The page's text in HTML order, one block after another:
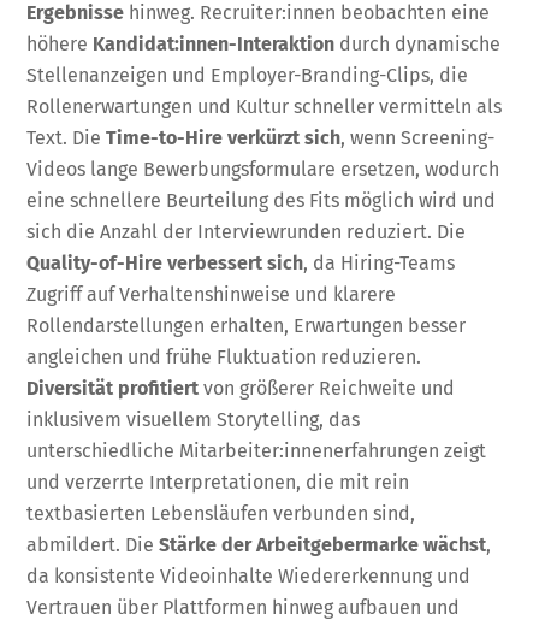
Ergebnisse hinweg. Recruiter:innen beobachten eine
höhere Kandidat:innen-Interaktion durch dynamische
Stellenanzeigen und Employer-Branding-Clips, die
Rollenerwartungen und Kultur schneller vermitteln als
Text. DieTime-to-Hire verkürzt sich, wenn Screening-
Videos lange Bewerbungsformulare ersetzen, wodurch
eine schnellere Beurteilung des Fits möglich wird und
sich die Anzahl der Interviewrunden reduziert. Die
Quality-of-Hire verbessert sich, da Hiring-Teams
Zugriff auf Verhaltenshinweise und klarere
Rollendarstellungen erhalten, Erwartungen besser
angleichen und frühe Fluktuation reduzieren.
Diversität profitiert von größerer Reichweite und
inklusivem visuellem Storytelling, das
unterschiedliche Mitarbeiter:innenerfahrungen zeigt
und verzerrte Interpretationen, die mit rein
textbasierten Lebensläufen verbunden sind,
abmildert. DieStärke der Arbeitgebermarke wächst,
da konsistente Videoinhalte Wiedererkennung und
Vertrauen über Plattformen hinweg aufbauen und